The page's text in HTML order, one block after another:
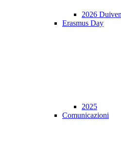
2026 Duiven
Erasmus Day
2025
Comunicazioni